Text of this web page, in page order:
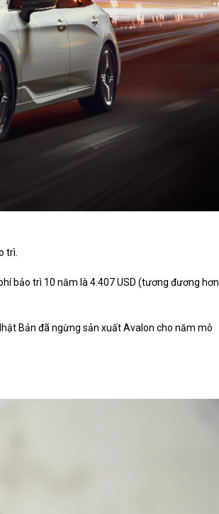
trì.
bảo trì 10 năm là 4.407 USD (tương đương hơn
Bản đã ngừng sản xuất Avalon cho năm mô